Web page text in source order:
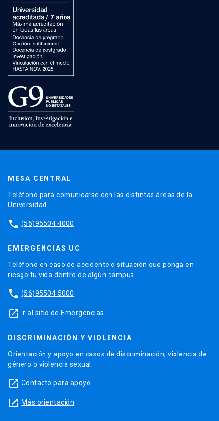
MESA CENTRAL
Teléfono para comunicarse con las distintas áreas de la
Universidad.
phone (56)95504 4000
EMERGENCIAS UC
Teléfono en caso de accidente o situación que ponga en
riesgo tu vida dentro de algún campus.
phone (56)95504 5000
launch Ir al sitio de Emergencias
DISCRIMINACIÓN Y VIOLENCIA
Orientación y apoyo en casos de discriminación, violencia de
género o violencia sexual.
launch Contacto para apoyo
launch Más orientación